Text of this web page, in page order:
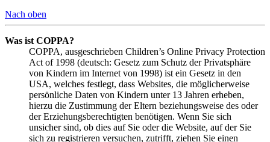
Nach oben
Was ist COPPA?
COPPA, ausgeschrieben Children’s Online Privacy Protection
Act of 1998 (deutsch: Gesetz zum Schutz der Privatsphäre
von Kindern im Internet von 1998) ist ein Gesetz in den
USA, welches festlegt, dass Websites, die möglicherweise
persönliche Daten von Kindern unter 13 Jahren erheben,
hierzu die Zustimmung der Eltern beziehungsweise des oder
der Erziehungsberechtigten benötigen. Wenn Sie sich
unsicher sind, ob dies auf Sie oder die Website, auf der Sie
sich zu registrieren versuchen, zutrifft, ziehen Sie einen